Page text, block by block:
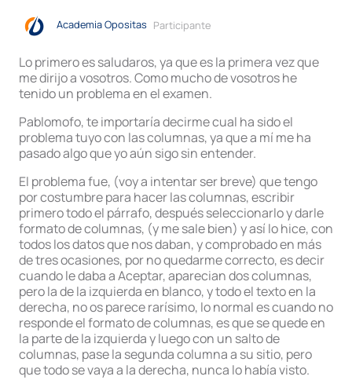
Academia Opositas Participante
Lo primero es saludaros, ya que es la primera vez que
me dirijo a vosotros. Como mucho de vosotros he
tenido un problema en el examen.
Pablomofo, te importaría decirme cual ha sido el
problema tuyo con las columnas, ya que a mí me ha
pasado algo que yo aún sigo sin entender.
El problema fue, (voy a intentar ser breve) que tengo
por costumbre para hacer las columnas, escribir
primero todo el párrafo, después seleccionarlo y darle
formato de columnas, (y me sale bien) y así lo hice, con
todos los datos que nos daban, y comprobado en más
de tres ocasiones, por no quedarme correcto, es decir
cuando le daba a Aceptar, aparecian dos columnas,
pero la de la izquierda en blanco, y todo el texto en la
derecha, no os parece rarísimo, lo normal es cuando no
responde el formato de columnas, es que se quede en
la parte de la izquierda y luego con un salto de
columnas, pase la segunda columna a su sitio, pero
que todo se vaya a la derecha, nunca lo había visto.